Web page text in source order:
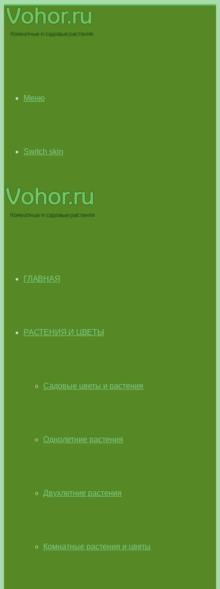
Меню
Switch skin
ГЛАВНАЯ
РАСТЕНИЯ И ЦВЕТЫ
Садовые цветы и растения
Однолетние растения
Двухлетние растения
Комнатные растения и цветы